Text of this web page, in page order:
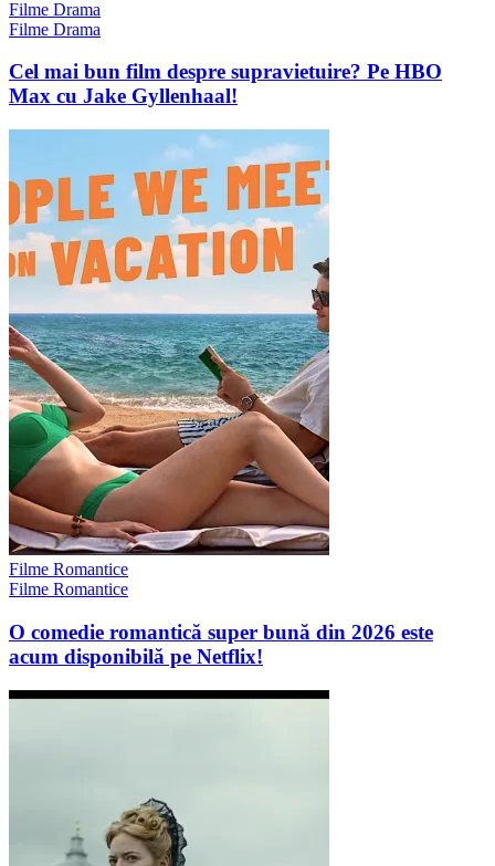
Filme Drama
Filme Drama
Cel mai bun film despre supravietuire? Pe HBO
Max cu Jake Gyllenhaal!
Filme Romantice
Filme Romantice
O comedie romantică super bună din 2026 este
acum disponibilă pe Netflix!